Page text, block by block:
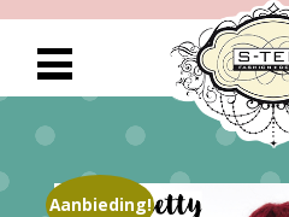
Aanbieding!